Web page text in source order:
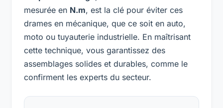
mesurée en N.m, est la clé pour éviter ces
drames en mécanique, que ce soit en auto,
moto ou tuyauterie industrielle. En maîtrisant
cette technique, vous garantissez des
assemblages solides et durables, comme le
confirment les experts du secteur.